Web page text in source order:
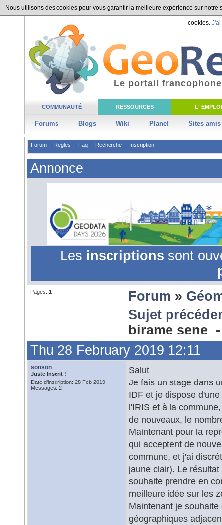
Nous utilisons des cookies pour vous garantir la meilleure expérience sur
cookies. J'ai
COMMUNAUTÉ RESSOURCES L' EMPLOI
Forums Blogs Wiki Planet Sites amis
Le portail
Forum Règles Faq Recherche Inscription
Annonce
Les inscriptions sont
Pages: 1 Forum »
Sujet
birame sene
Thu 28 February 2019 12:11
sonson
Juste Inscrit !
Date d'inscription: 28 Feb 2019
Messages: 2
Salut
Je fais un stage dans
IDF et je dispose
l'IRIS et à la
de nouveaux, le
Maintenant pour la
qui acceptent de
commune, et j'ai
jaune clair). Le
souhaite prendre en
meilleure idée sur les
Maintenant je
géographiques